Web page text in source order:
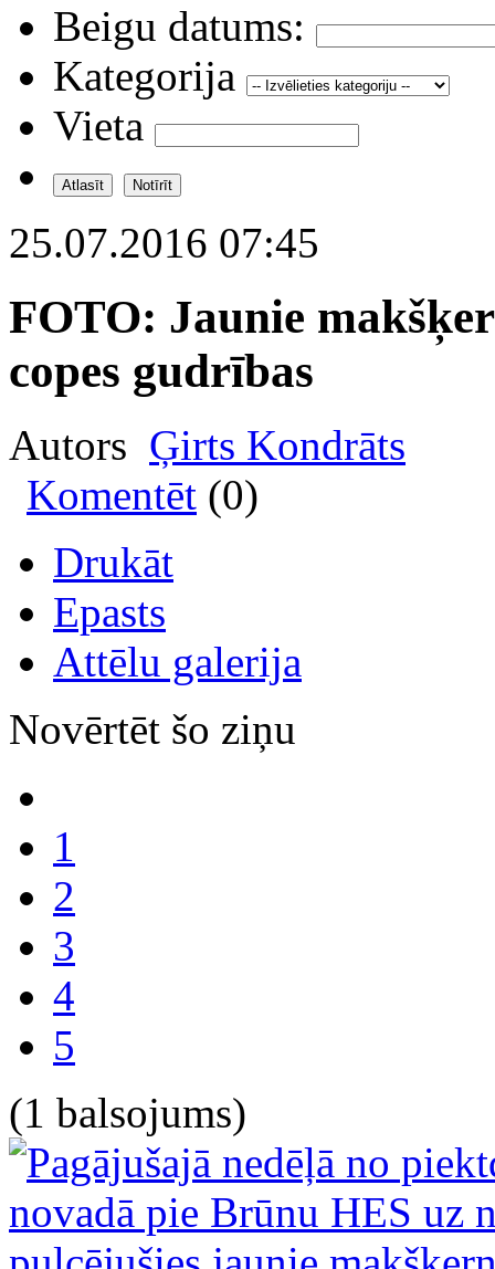
Beigu datums:
Kategorija
Vieta
25.07.2016 07:45
FOTO: Jaunie
copes gudrības
Autors Ģirts Kondrāts
Komentēt (0)
Drukāt
Epasts
Attēlu galerija
Novērtēt šo ziņu
1
2
3
4
5
(1 balsojums)